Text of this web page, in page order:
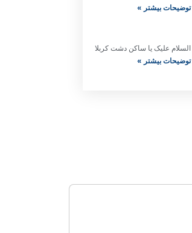
توضیحات بیشتر »
السلام علیک یا ساکن دشت کربلا
توضیحات بیشتر »